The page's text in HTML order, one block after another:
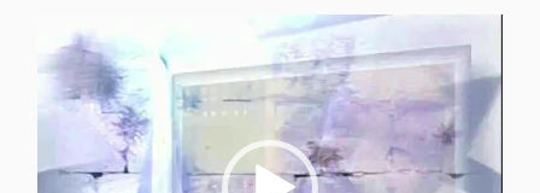
נגן
וידאו